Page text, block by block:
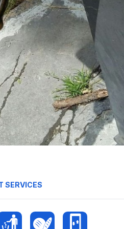
SERVICES